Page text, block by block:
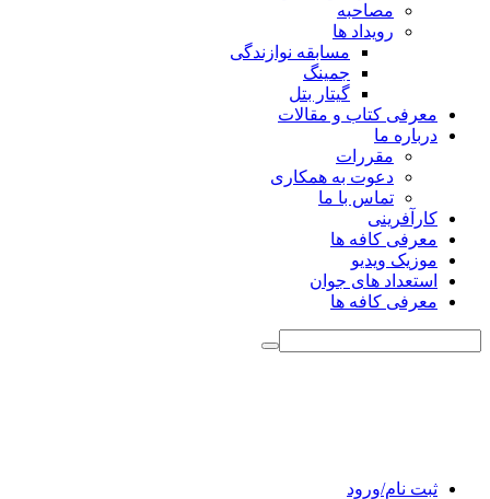
مصاحبه
رویداد ها
مسابقه نوازندگی
جمینگ
گیتار بتل
معرفی کتاب و مقالات
درباره ما
مقررات
دعوت به همکاری
تماس با ما
کارآفرینی
معرفی کافه ها
موزیک ویدیو
استعداد های جوان
معرفی کافه ها
ثبت نام/ورود